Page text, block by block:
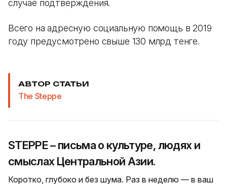
случае подтверждения.
Всего на адресную социальную помощь в 2019
году предусмотрено свыше 130 млрд тенге.
АВТОР СТАТЬИ
The Steppe
STEPPE – письма о культуре, людях и
смыслах Центральной Азии.
Коротко, глубоко и без шума. Раз в неделю — в ваш